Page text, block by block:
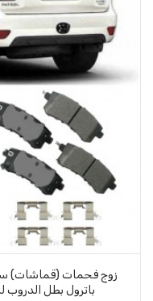
زوج فحمات (قماشات)
باترول بطل الدروب